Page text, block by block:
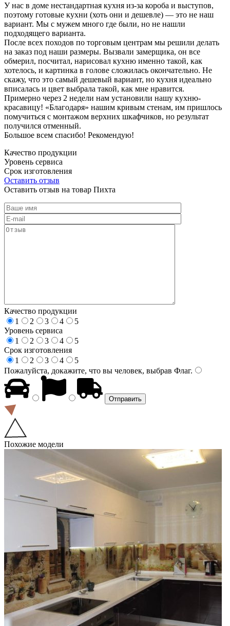
У нас в доме нестандартная кухня из-за короба и выступов,
поэтому готовые кухни (хоть они и дешевле) — это не наш
вариант. Мы с мужем много где были, но не нашли
подходящего варианта.
После всех походов по торговым центрам мы решили делать
на заказ под наши размеры. Вызвали замерщика, он все
обмерил, посчитал, нарисовал кухню именно такой, как
хотелось, и картинка в голове сложилась окончательно. Не
скажу, что это самый дешевый вариант, но кухня идеально
вписалась и цвет выбрала такой, как мне нравится.
Примерно через 2 недели нам установили нашу кухню-
красавицу! «Благодаря» нашим кривым стенам, им пришлось
помучиться с монтажом верхних шкафчиков, но результат
получился отменный.
Большое всем спасибо! Рекомендую!
Качество продукции
Уровень сервиса
Срок изготовления
Оставить отзыв
Оставить отзыв на товар Пихта
Качество продукции
1
2 3 4
5
Уровень сервиса
1
2 3 4
5
Срок изготовления
1
2 3 4
5
Пожалуйста, докажите, что вы человек, выбрав Флаг.
Похожие модели